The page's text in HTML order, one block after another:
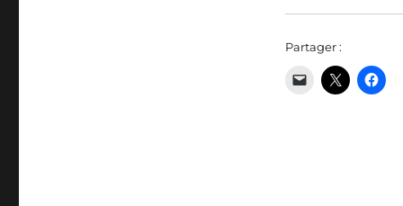
Partager :